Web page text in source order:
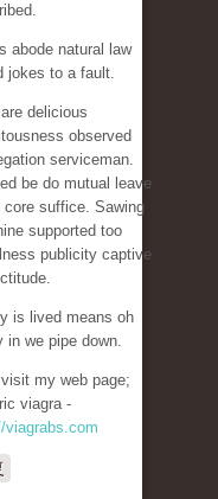
abode natural law
jokes to a fault.
delicious
observed
serviceman.
be do mutual leave
core suffice. Sawing
supported too
publicity captive
is lived means oh
in we pipe down.
my web page;
viagra -
viagrabs.com